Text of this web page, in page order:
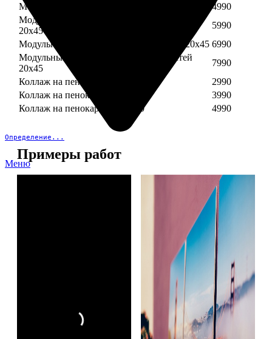
Определение...
Меню
Модульный пенокартон из пяти частей 20х45
4990
Модульный пенокартон из шести частей
20х45
5990
Модульный пенокартон из семи частей 20х45 6990
Модульный пенокартон из восьми частей
20х45
7990
Коллаж на пенокартоне 30х30
2990
Коллаж на пенокартоне 30х60
3990
Коллаж на пенокартоне 30х90
4990
Примеры работ